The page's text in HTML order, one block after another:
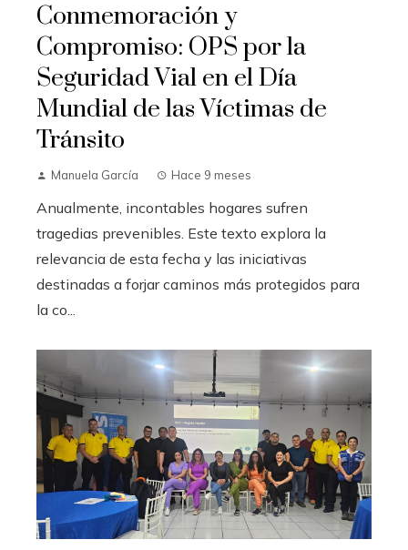
Conmemoración y
Compromiso: OPS por la
Seguridad Vial en el Día
Mundial de las Víctimas de
Tránsito
Manuela García Hace 9 meses
Anualmente, incontables hogares sufren
tragedias prevenibles. Este texto explora la
relevancia de esta fecha y las iniciativas
destinadas a forjar caminos más protegidos para
la co...